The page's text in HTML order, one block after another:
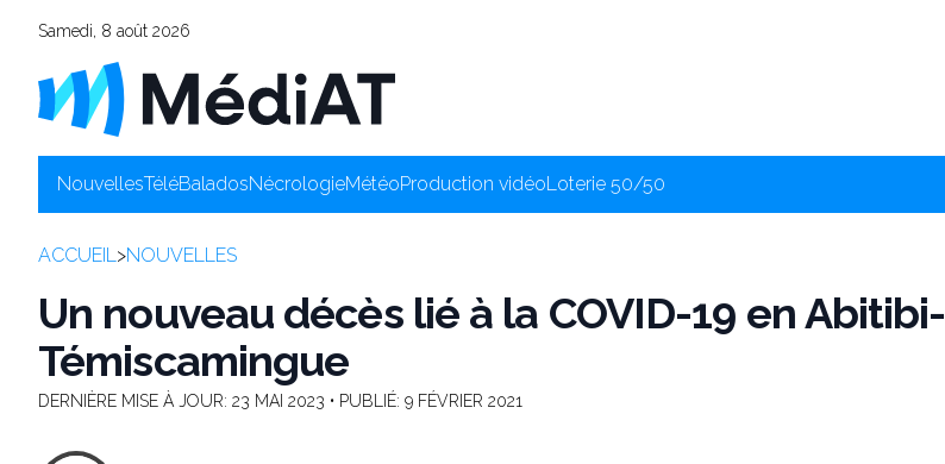
Samedi, 8 août 2026
NouvellesTéléBaladosNécrologieMétéoProduction vidéoLoterie 50/50
ACCUEIL>NOUVELLES
Un nouveau décès lié à la COVID-19 en Abitibi-
Témiscamingue
DERNIÈRE MISE À JOUR: 23 MAI 2023 • PUBLIÉ: 9 FÉVRIER 2021